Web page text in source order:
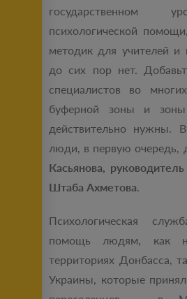
государственном
психологической
методик для учителей и
до сих пор нет.
специалистов во
буферной зоны и
действительно нужны.
люди, в первую очередь,
Касьянова,
Штаба Ахметова.
Психологическая
помощь людям, как
территориях Донбасса,
Украины, которые